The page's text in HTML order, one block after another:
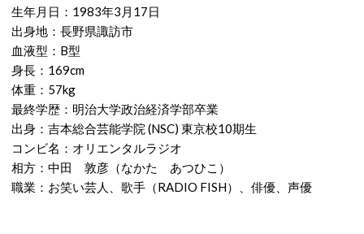
生年月日：1983年3月17日
出身地：長野県諏訪市
血液型：B型
身長：169cm
体重：57kg
最終学歴：明治大学政治経済学部卒業
出身：吉本総合芸能学院 (NSC) 東京校10期生
コンビ名：オリエンタルラジオ
相方：中田 敦彦（なかた あつひこ）
職業：お笑い芸人、歌手（RADIO FISH）、俳優、声優